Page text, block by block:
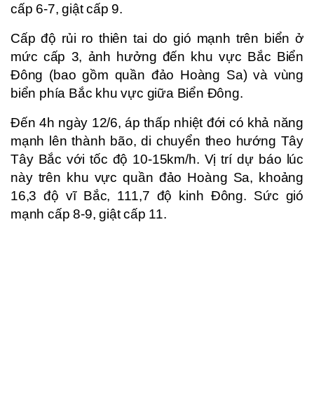
cấp 6-7, giật cấp 9.
Cấp độ rủi ro thiên tai do gió mạnh trên biển ở
mức cấp 3, ảnh hưởng đến khu vực Bắc Biển
Đông (bao gồm quần đảo Hoàng Sa) và vùng
biển phía Bắc khu vực giữa Biển Đông.
Đến 4h ngày 12/6, áp thấp nhiệt đới có khả năng
mạnh lên thành bão, di chuyển theo hướng Tây
Tây Bắc với tốc độ 10-15km/h. Vị trí dự báo lúc
này trên khu vực quần đảo Hoàng Sa, khoảng
16,3 độ vĩ Bắc, 111,7 độ kinh Đông. Sức gió
mạnh cấp 8-9, giật cấp 11.